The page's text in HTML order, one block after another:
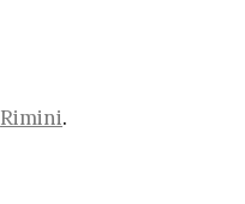
Rimini.